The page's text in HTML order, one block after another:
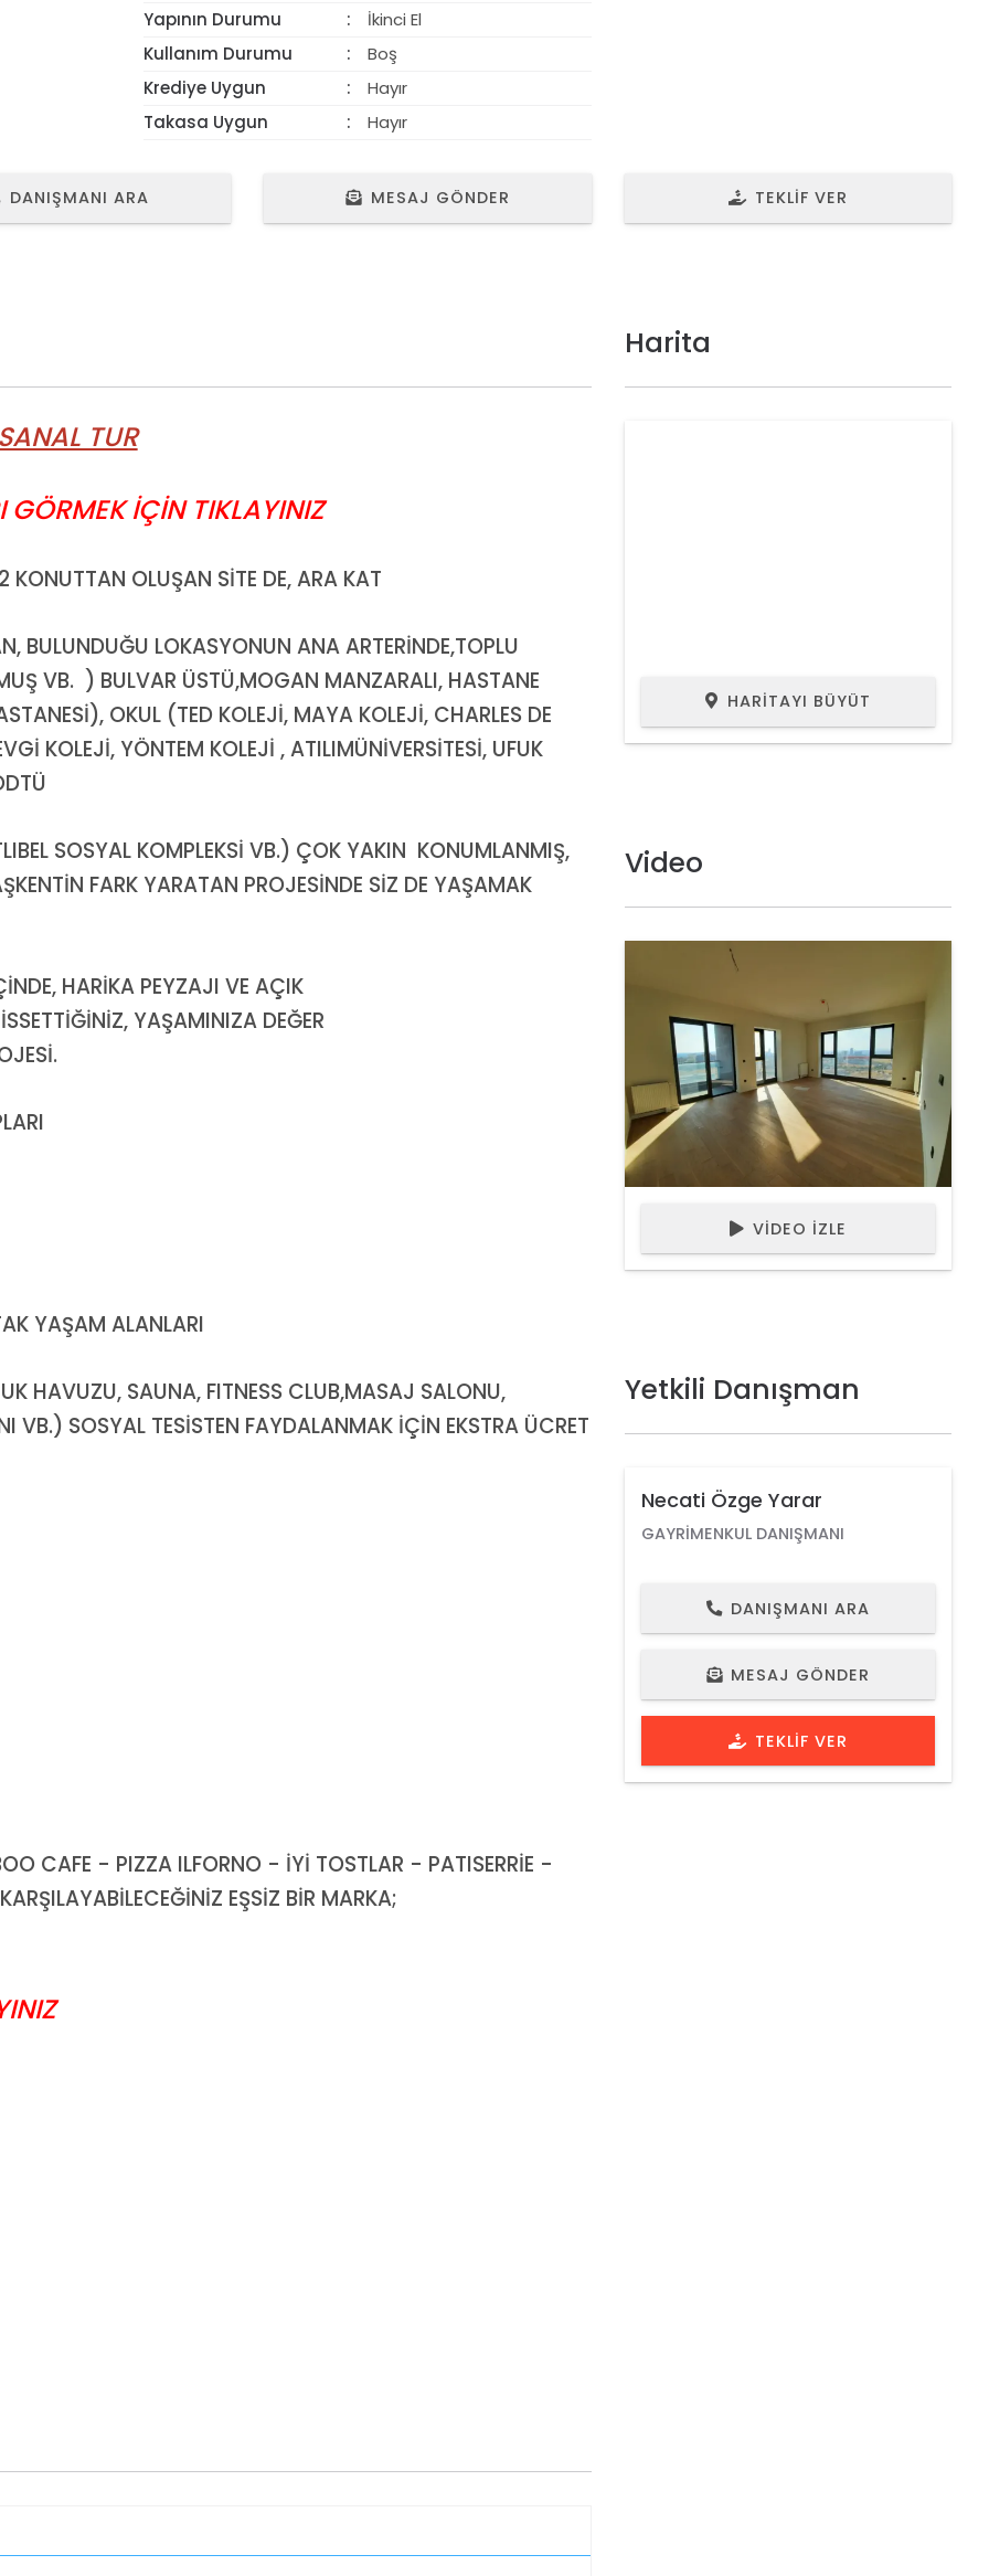
Yapının Durumu
İkinci El
Kullanım Durumu
Boş
Krediye Uygun
Hayır
Takasa Uygun
Hayır
DANIŞMANI ARA MESAJ GÖNDER TEKLIF VER
SANAL TUR
GÖRMEK İÇİN TIKLAYINIZ
OLUŞAN SİTE DE, ARA KAT
BULUNDUĞU LOKASYONUN ANA ARTERİNDE,TOPLU
VB. ) BULVAR ÜSTÜ,MOGAN MANZARALI, HASTANE
OKUL (TED KOLEJİ, MAYA KOLEJİ, CHARLES DE
KOLEJİ, YÖNTEM KOLEJİ , ATILIMÜNİVERSİTESİ, UFUK
SOSYAL KOMPLEKSİ VB.) ÇOK YAKIN KONUMLANMIŞ,
FARK YARATAN PROJESİNDE SİZ DE YAŞAMAK
HARİKA PEYZAJI VE AÇIK
YAŞAMINIZA DEĞER
YAŞAM ALANLARI
HAVUZU, SAUNA, FITNESS CLUB,MASAJ SALONU,
VB.) SOSYAL TESİSTEN FAYDALANMAK İÇİN EKSTRA ÜCRET
CAFE - PIZZA ILFORNO - İYİ TOSTLAR - PATISERRİE -
EŞSİZ BİR MARKA;
Harita
HARITAYI BÜYÜT
Video
VIDEO İZLE
Yetkili Danışman
Necati Özge Yarar
GAYRIMENKUL DANIŞMANI
DANIŞMANI ARA
MESAJ GÖNDER
TEKLIF VER